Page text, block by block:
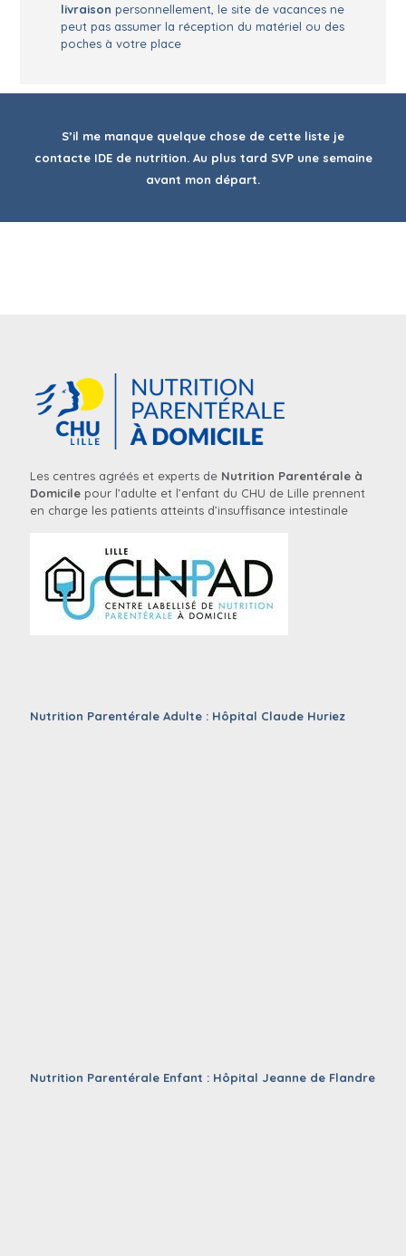
livraison personnellement, le site de vacances ne
peut pas assumer la réception du matériel ou des
poches à votre place
S’il me manque quelque chose de cette liste je
contacte IDE de nutrition. Au plus tard SVP une semaine
avant mon départ.
Les centres agréés et experts de Nutrition Parentérale à
Domicile pour l’adulte et l’enfant du CHU de Lille prennent
en charge les patients atteints d’insuffisance intestinale
Nutrition Parentérale Adulte : Hôpital Claude Huriez
Nutrition Parentérale Enfant : Hôpital Jeanne de Flandre